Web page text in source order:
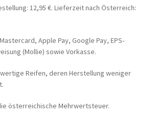
12,95 €. Lieferzeit nach Österreich:
Apple Pay, Google Pay, EPS-
(Mollie) sowie Vorkasse.
Reifen, deren Herstellung weniger
österreichische Mehrwertsteuer.